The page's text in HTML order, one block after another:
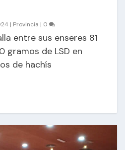
| Provincia | 0
entre sus enseres 81
gramos de LSD en
de hachís